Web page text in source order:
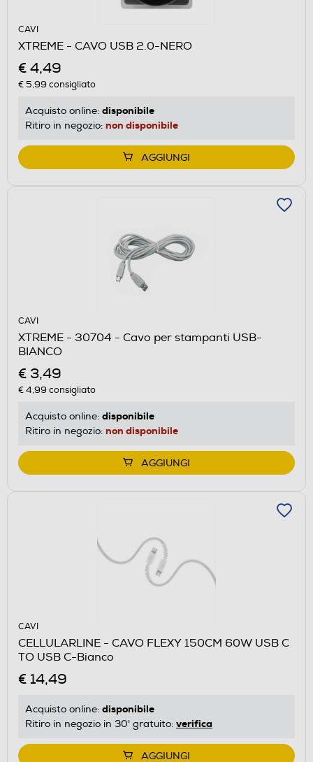
CAVI
XTREME - CAVO USB 2.0-NERO
€ 4,49
€ 5,99 consigliato
Acquisto online: disponibile
Ritiro in negozio: non disponibile
AGGIUNGI
CAVI
XTREME - 30704 - Cavo per stampanti USB-
BIANCO
€ 3,49
€ 4,99 consigliato
Acquisto online: disponibile
Ritiro in negozio: non disponibile
AGGIUNGI
CAVI
CELLULARLINE - CAVO FLEXY 150CM 60W USB C
TO USB C-Bianco
€ 14,49
Acquisto online: disponibile
Ritiro in negozio in 30' gratuito: verifica
AGGIUNGI